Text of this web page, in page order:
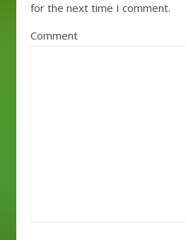
for the next time I comment.
Comment